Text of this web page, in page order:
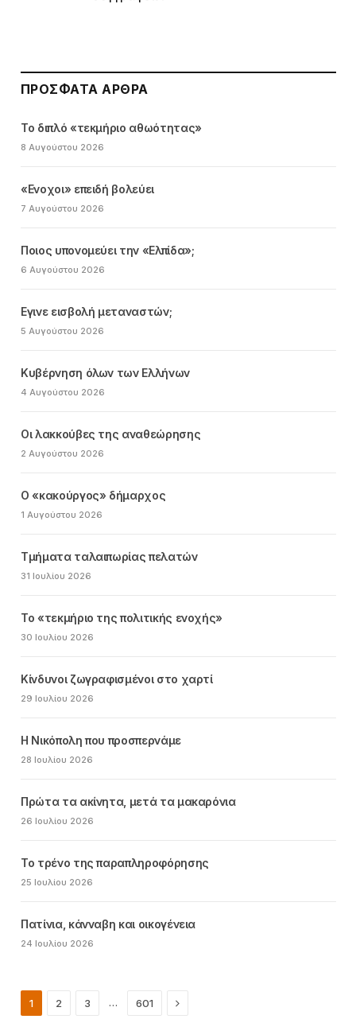
ΠΡΌΣΦΑΤΑ ΆΡΘΡΑ
Το διπλό «τεκμήριο αθωότητας»
8 Αυγούστου 2026
«Ενοχοι» επειδή βολεύει
7 Αυγούστου 2026
Ποιος υπονομεύει την «Ελπίδα»;
6 Αυγούστου 2026
Εγινε εισβολή μεταναστών;
5 Αυγούστου 2026
Κυβέρνηση όλων των Ελλήνων
4 Αυγούστου 2026
Οι λακκούβες της αναθεώρησης
2 Αυγούστου 2026
Ο «κακούργος» δήμαρχος
1 Αυγούστου 2026
Τμήματα ταλαιπωρίας πελατών
31 Ιουλίου 2026
Το «τεκμήριο της πολιτικής ενοχής»
30 Ιουλίου 2026
Κίνδυνοι ζωγραφισμένοι στο χαρτί
29 Ιουλίου 2026
Η Νικόπολη που προσπερνάμε
28 Ιουλίου 2026
Πρώτα τα ακίνητα, μετά τα μακαρόνια
26 Ιουλίου 2026
Το τρένο της παραπληροφόρησης
25 Ιουλίου 2026
Πατίνια, κάνναβη και οικογένεια
24 Ιουλίου 2026
1 2 3 … 601 Next